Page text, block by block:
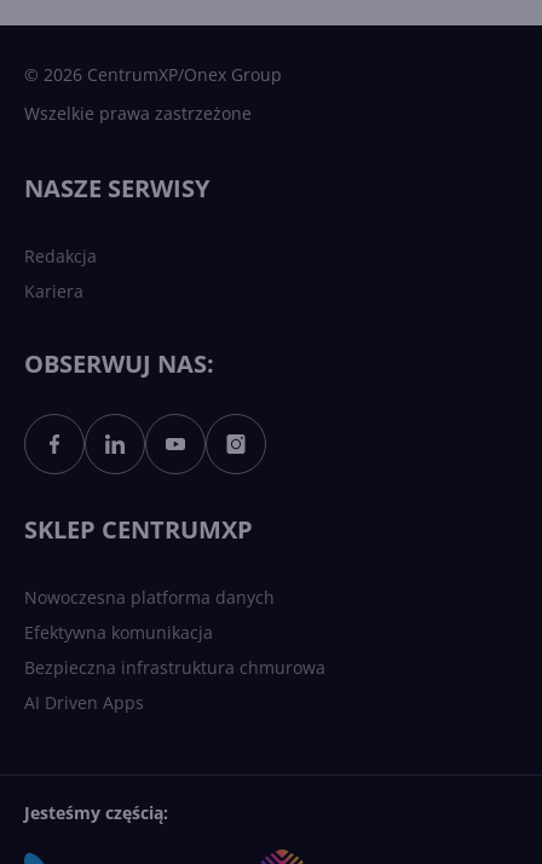
Sztuczna inteligencja po
polsku. Dość barier
© 2026 CentrumXP/Onex Group
Wszelkie prawa zastrzeżone
NASZE SERWISY
Redakcja
Kariera
OBSERWUJ NAS:
SKLEP CENTRUMXP
Nowoczesna platforma danych
Efektywna komunikacja
Bezpieczna infrastruktura chmurowa
AI Driven Apps
Jesteśmy częścią: